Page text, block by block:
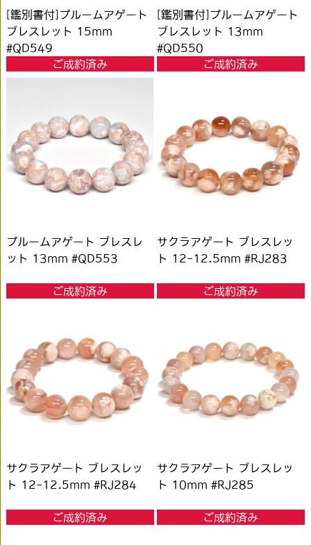
[鑑別書付]プルームアゲート
ブレスレット 15mm
#QD549
ご成約済み
[鑑別書付]プルームアゲート
ブレスレット 13mm
#QD550
ご成約済み
プルームアゲート ブレスレ
ット 13mm #QD553
ご成約済み
サクラアゲート ブレスレッ
ト 12-12.5mm #RJ283
ご成約済み
サクラアゲート ブレスレッ
ト 12-12.5mm #RJ284
ご成約済み
サクラアゲート ブレスレッ
ト 10mm #RJ285
ご成約済み